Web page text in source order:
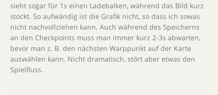
sieht sogar für 1s einen Ladebalken, während das Bild kurz
stockt. So aufwändig ist die Grafik nicht, so dass ich sowas
nicht nachvollziehen kann. Auch während des Speicherns
an den Checkpoints muss man immer kurz 2-3s abwarten,
bevor man z. B. den nächsten Warppunkt auf der Karte
auswählen kann. Nicht dramatisch, stört aber etwas den
Spielfluss.